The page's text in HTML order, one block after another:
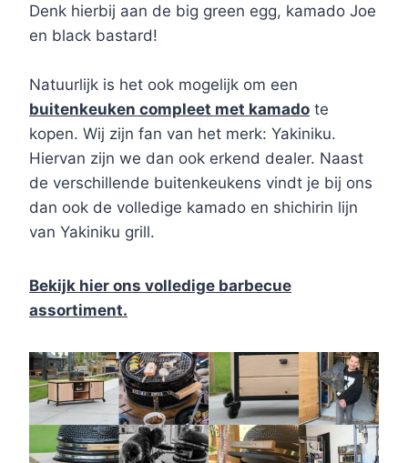
Denk hierbij aan de big green egg, kamado Joe
en black bastard!
Natuurlijk is het ook mogelijk om een
buitenkeuken compleet met kamado te
kopen. Wij zijn fan van het merk: Yakiniku.
Hiervan zijn we dan ook erkend dealer. Naast
de verschillende buitenkeukens vindt je bij ons
dan ook de volledige kamado en shichirin lijn
van Yakiniku grill.
Bekijk hier ons volledige barbecue
assortiment.